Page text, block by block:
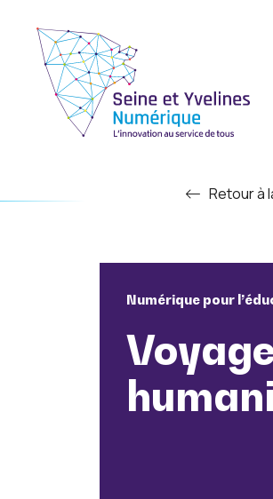
Retour à
Numérique pour